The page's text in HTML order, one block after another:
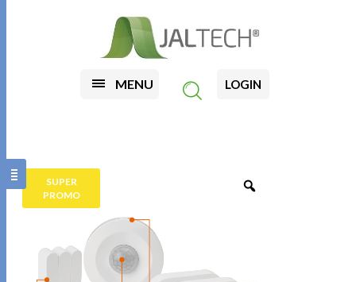
MENU LOGIN
SUPER
PROMO